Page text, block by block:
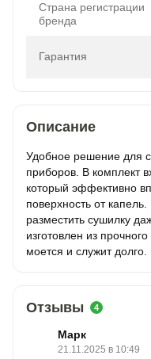
Страна регистрации
бренда
Гарантия
Описание
Удобное решение для
приборов. В комплект
который эффективно
поверхность от
разместить сушилку
изготовлен из
моется и служит долго.
Отзывы 4
Марк
21.11.2025 в 10:49